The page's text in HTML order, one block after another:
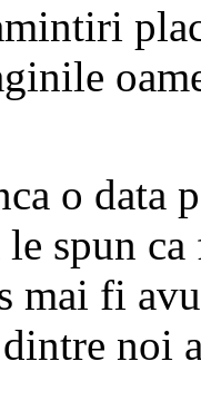
o data
le spun
mai fi
noi